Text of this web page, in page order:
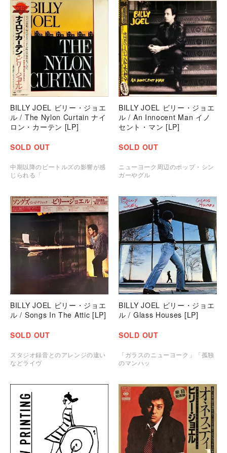
BILLY JOEL ビリー・ジョエ
ル / The Nylon Curtain ナイ
ロン・カーテン [LP]
SOLD OUT
中期以降のビートルズの影響が感
じられる「
BILLY JOEL ビリー・ジョエ
ル / An Innocent Man イノ
セント・マン [LP]
SOLD OUT
ニューヨーク周辺のポップ・シン
ガーやグル
BILLY JOEL ビリー・ジョエ
ル / Songs In The Attic [LP]
SOLD OUT
スタジオ録音とのアレンジの違い
などライヴ
BILLY JOEL ビリー・ジョエ
ル / Glass Houses [LP]
SOLD OUT
「ガラスのニューヨーク」「孤独
のマンハッ